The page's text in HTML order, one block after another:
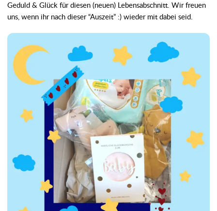
Geduld & Glück für diesen (neuen) Lebensabschnitt. Wir freuen
uns, wenn ihr nach dieser “Auszeit” :) wieder mit dabei seid.